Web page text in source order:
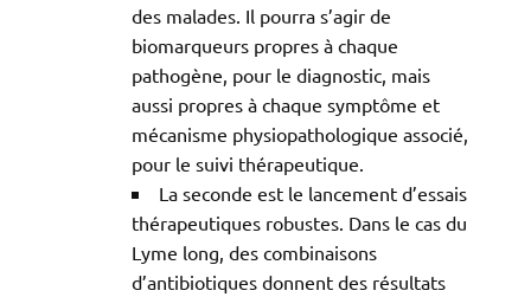
des malades. Il pourra s’agir de
biomarqueurs propres à chaque
pathogène, pour le diagnostic, mais
aussi propres à chaque symptôme et
mécanisme physiopathologique associé,
pour le suivi thérapeutique.
La seconde est le lancement d’essais
thérapeutiques robustes. Dans le cas du
Lyme long, des combinaisons
d’antibiotiques donnent des résultats